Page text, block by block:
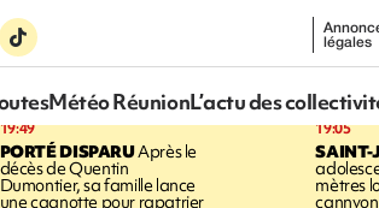
légales
Météo RéunionL’actu des
19:49
PORTÉ DISPARUAprès le
décès de Quentin
Dumontier, sa famille lance
une cagnotte pour rapatrier
19:05
SAINT-
mètres